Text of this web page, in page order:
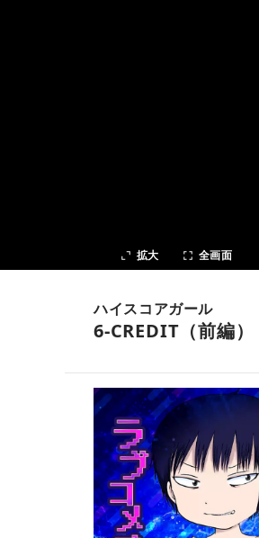
次の話
拡大 全画面
ハイスコアガール
6‐CREDIT（前編）